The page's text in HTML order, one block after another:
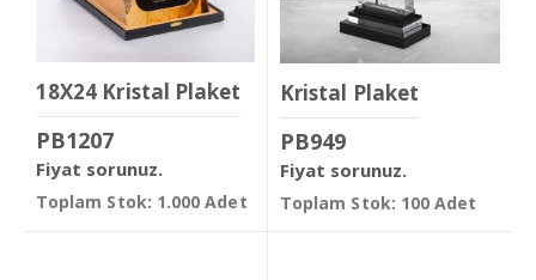
18X24 Kristal Plaket
PB1207
Fiyat sorunuz.
Toplam Stok: 1.000 Adet
Kristal Plaket
PB949
Fiyat sorunuz.
Toplam Stok: 100 Adet